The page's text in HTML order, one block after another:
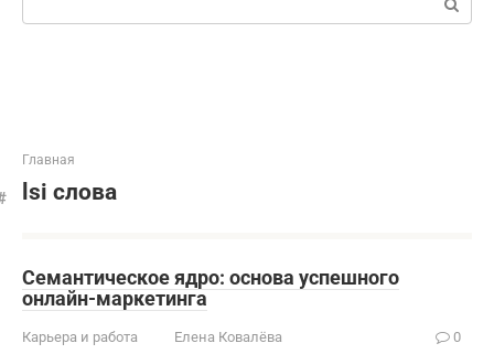
Главная
lsi слова
Семантическое ядро: основа успешного
онлайн-маркетинга
Карьера и работа Елена Ковалёва 0